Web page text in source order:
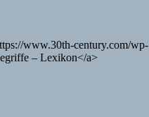
www.30th-century.com/wp-
– Lexikon</a>